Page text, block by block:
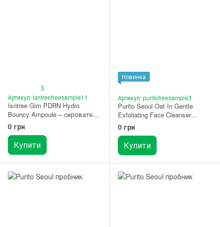
3
Артикул: isntreefreesample11
Isntree Gim PDRN Hydro
Bouncy Ampoule – сироватка
для пружності шкіри з PDRN і
веганським колагеном 2 мл
ПРОБНИК
0 грн
Купити
Новинка
Артикул: puritofreesample3
Purito Seoul Oat In Gentle
Exfoliating Face Cleanser
ПРОБНИК
0 грн
Купити